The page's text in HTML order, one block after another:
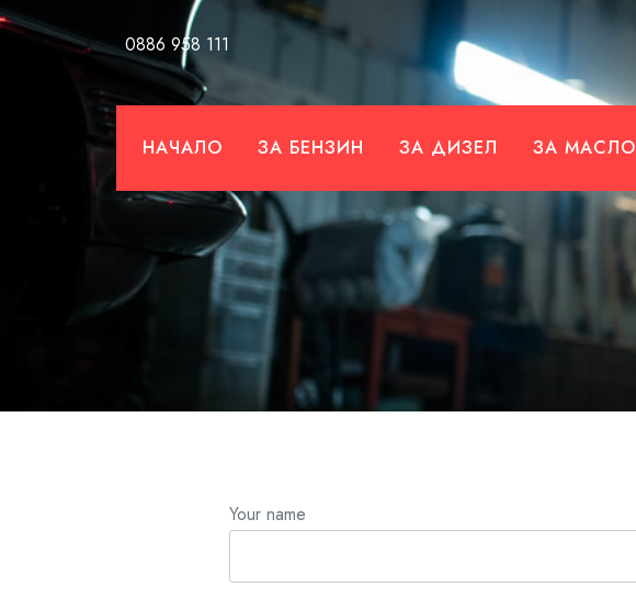
Skip
0886 958 111
НАЧАЛО ЗА БЕНЗИН ЗА ДИЗЕЛ ЗА МАСЛО
Your name